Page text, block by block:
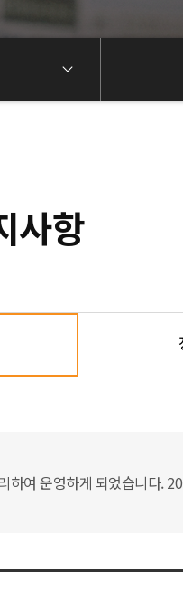
사항
여 운영하게 되었습니다.